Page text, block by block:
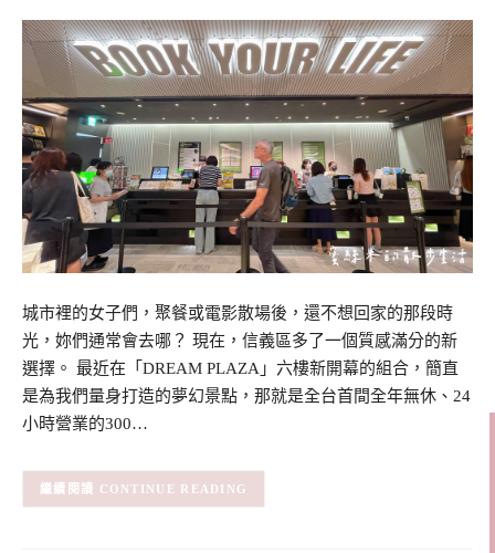
城市裡的女子們，聚餐或電影散場後，還不想回家的那段時
光，妳們通常會去哪？ 現在，信義區多了一個質感滿分的新
選擇。 最近在「DREAM PLAZA」六樓新開幕的組合，簡直
是為我們量身打造的夢幻景點，那就是全台首間全年無休、24
小時營業的300…
CONTINUE READING